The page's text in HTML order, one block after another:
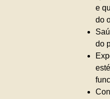
e
do
do